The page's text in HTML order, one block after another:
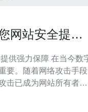
网站安全提供
保障 在当今数字
要。随着网络攻击手段
击已成为网站所有者必